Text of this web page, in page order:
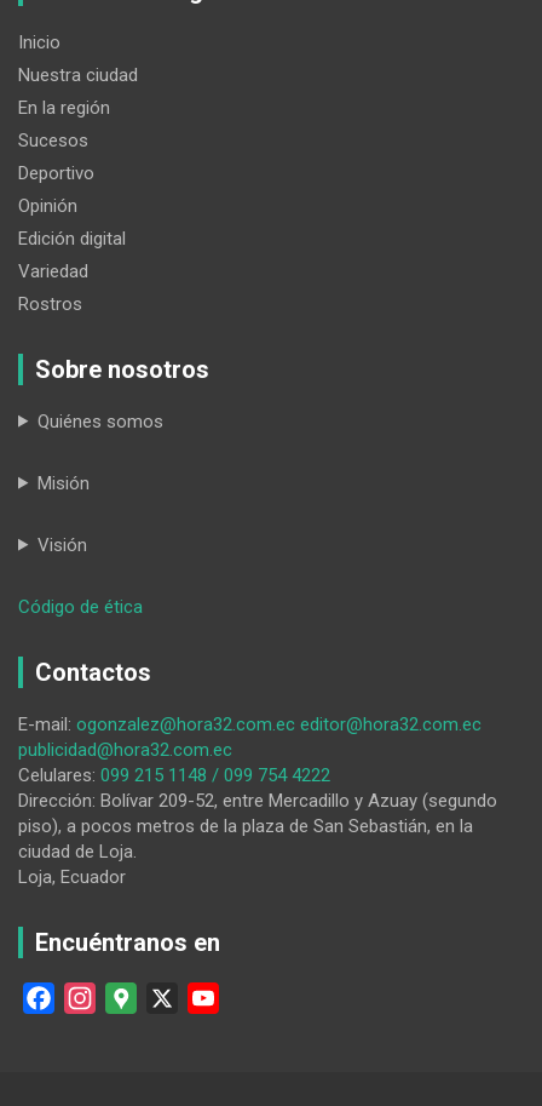
Inicio
Nuestra ciudad
En la región
Sucesos
Deportivo
Opinión
Edición digital
Variedad
Rostros
Sobre nosotros
Quiénes somos
Misión
Visión
Código de ética
Almeida
la
Brigada
de
Infantería
Número
Contactos
E-mail: ogonzalez@hora32.com.ec editor@hora32.com.ec
publicidad@hora32.com.ec
Celulares: 099 215 1148 / 099 754 4222
Dirección: Bolívar 209-52, entre Mercadillo y Azuay (segundo
piso), a pocos metros de la plaza de San Sebastián, en la
ciudad de Loja.
Loja, Ecuador
Encuéntranos en